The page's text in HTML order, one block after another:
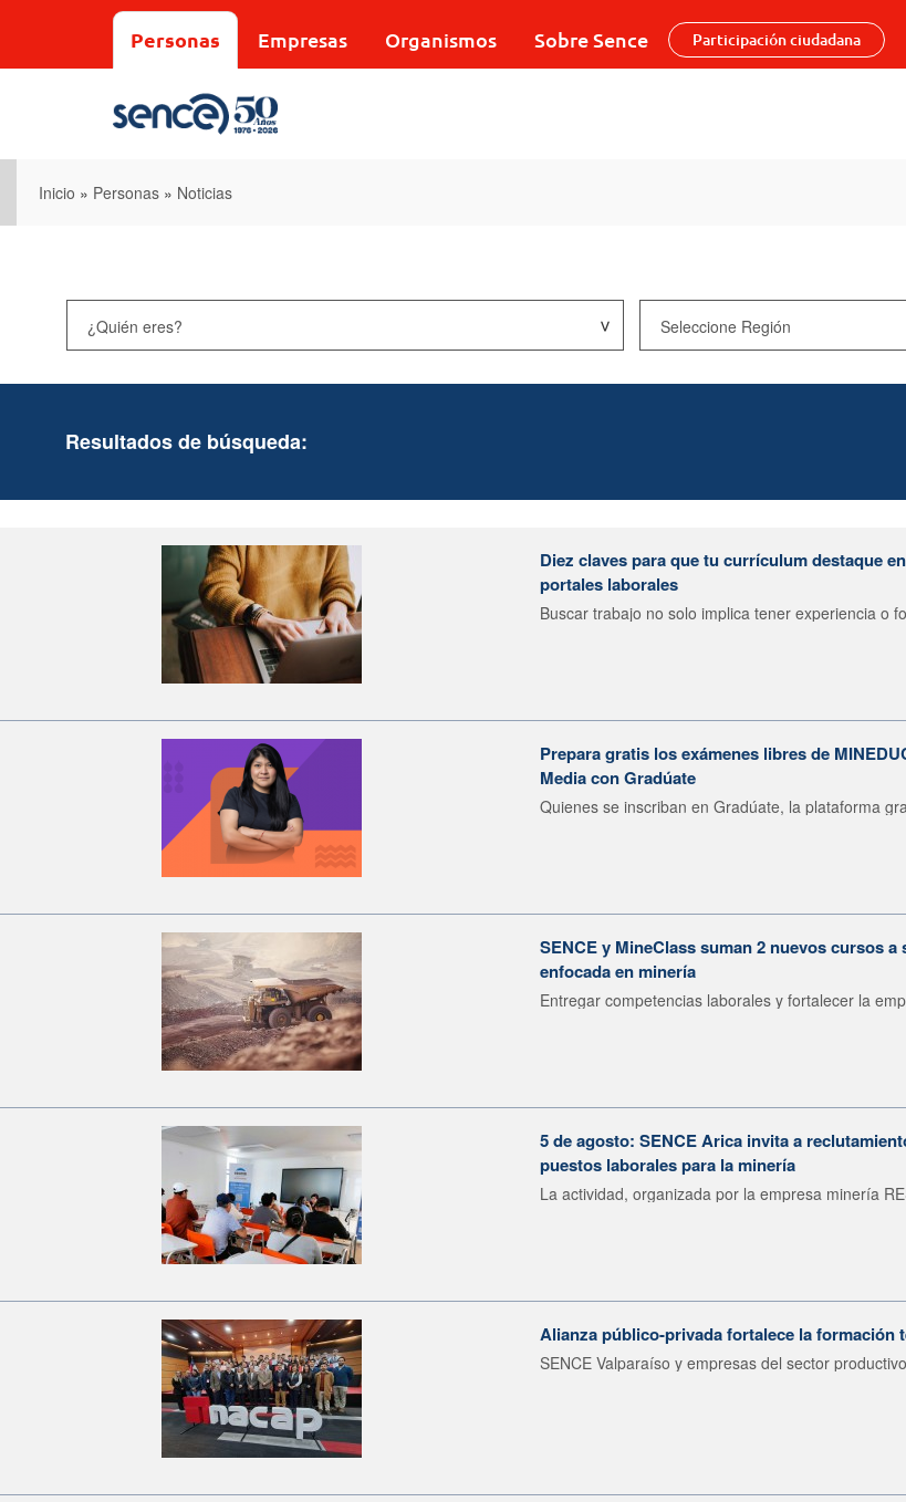
Personas Empresas Organismos Sobre Sence Participación ciudadana
Inicio » Personas » Noticias
Resultados de búsqueda:
Diez claves para que tu currículum destaque
portales laborales
Buscar trabajo no solo implica tener experiencia o
Prepara gratis los exámenes libres de
Media con Gradúate
Quienes se inscriban en Gradúate, la plataforma
SENCE y MineClass suman 2 nuevos cursos
enfocada en minería
Entregar competencias laborales y fortalecer la
5 de agosto: SENCE Arica invita a
puestos laborales para la minería
La actividad, organizada por la empresa minería
Alianza público-privada fortalece la formación
SENCE Valparaíso y empresas del sector